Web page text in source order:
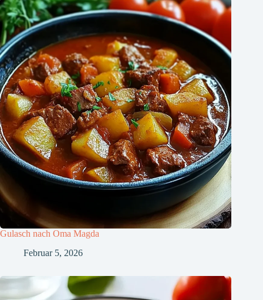
Gulasch nach Oma Magda
Februar 5, 2026